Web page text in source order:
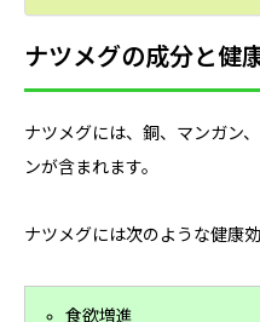
ナツメグの成分と健
ナツメグには、銅、マンガン
ンが含まれます。
ナツメグには次のような健康
食欲増進